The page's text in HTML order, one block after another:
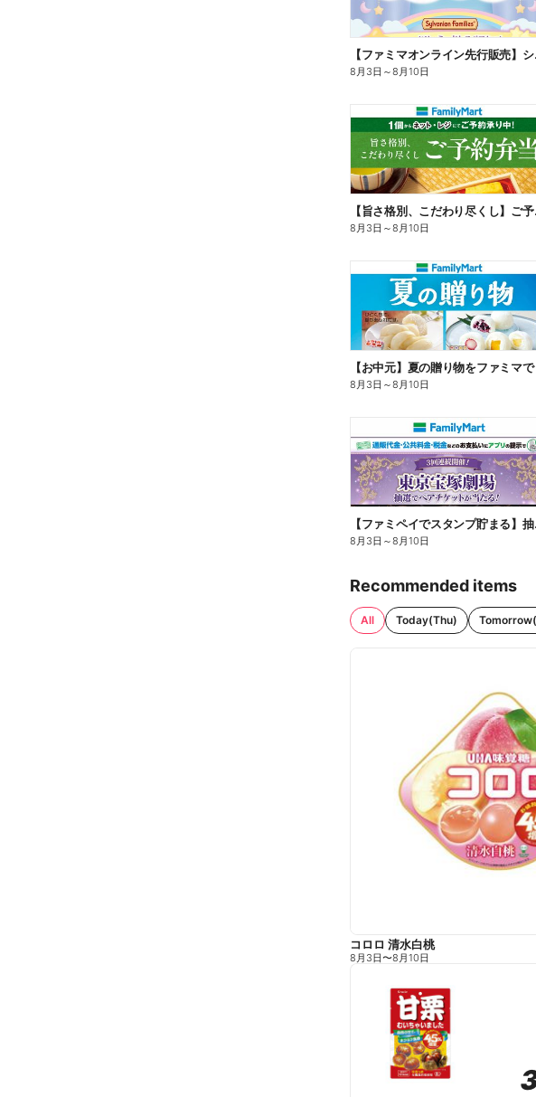
【ファミ
8月3日 ～8月10日
【旨さ
8月3日 ～8月10日
【お中元】夏の贈り物をファミマで
8月3日 ～8月10日
【ファミ
8月3日 ～8月10日
Recommended items
All Today(Thu)
コロロ 清水白桃
8月3日〜8月10日